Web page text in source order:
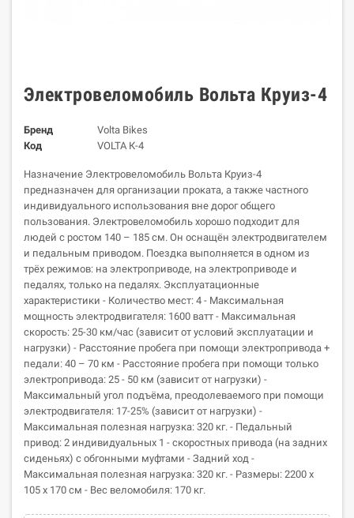
Электровеломобиль Вольта Круиз-4
Бренд
Volta Bikes
Код
VOLTA К-4
Назначение Электровеломобиль Вольта Круиз-4
предназначен для организации проката, а также частного
индивидуального использования вне дорог общего
пользования. Электровеломобиль хорошо подходит для
людей с ростом 140 – 185 см. Он оснащён электродвигателем
и педальным приводом. Поездка выполняется в одном из
трёх режимов: на электроприводе, на электроприводе и
педалях, только на педалях. Эксплуатационные
характеристики - Количество мест: 4 - Максимальная
мощность электродвигателя: 1600 ватт - Максимальная
скорость: 25-30 км/час (зависит от условий эксплуатации и
нагрузки) - Расстояние пробега при помощи электропривода +
педали: 40 – 70 км - Расстояние пробега при помощи только
электропривода: 25 - 50 км (зависит от нагрузки) -
Максимальный угол подъёма, преодолеваемого при помощи
электродвигателя: 17-25% (зависит от нагрузки) -
Максимальная полезная нагрузка: 320 кг. - Педальный
привод: 2 индивидуальных 1 - скоростных привода (на задних
сиденьях) с обгонными муфтами - Задний ход -
Максимальная полезная нагрузка: 320 кг. - Размеры: 2200 х
105 х 170 см - Вес веломобиля: 170 кг.